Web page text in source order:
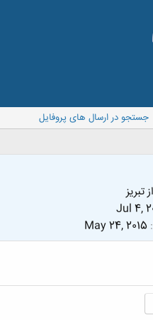
جستجو در ارسال های پروفایل
ازتبریز
Jul 4,
May 24, 2015